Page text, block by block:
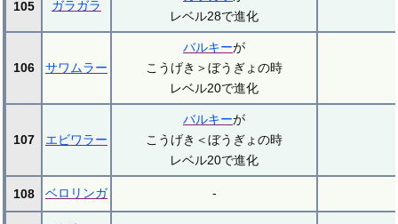
105 ガラガラ
レベル28で進化
106 サワムラー
バルキーが
こうげき＞ぼうぎょの時
レベル20で進化
107 エビワラー
バルキーが
こうげき＜ぼうぎょの時
レベル20で進化
108 ベロリンガ -